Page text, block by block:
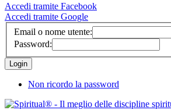
Accedi tramite Facebook
Accedi tramite Google
Email o nome utente:
Password:
Non ricordo la password